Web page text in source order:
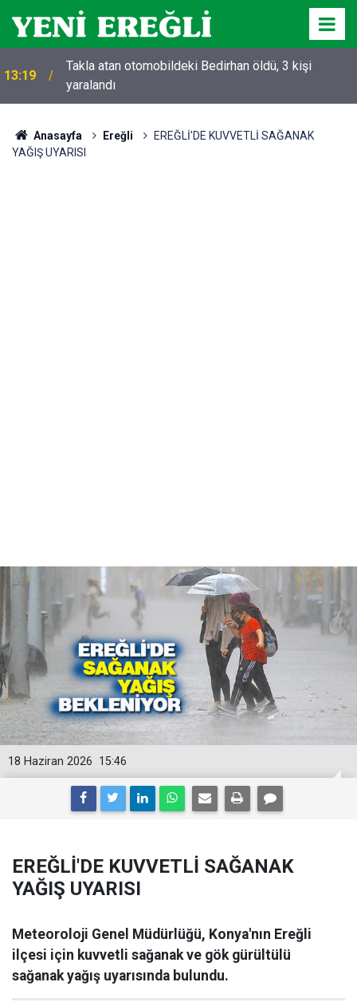
13:19
Takla atan otomobildeki Bedirhan öldü, 3 kişi
yaralandı
Anasayfa Ereğli
EREĞLİ'DE KUVVETLİ SAĞANAK
YAĞIŞ UYARISI
15:46
18 Haziran 2026
EREĞLİ'DE KUVVETLİ SAĞANAK
YAĞIŞ UYARISI
Meteoroloji Genel Müdürlüğü, Konya'nın Ereğli
ilçesi için kuvvetli sağanak ve gök gürültülü
sağanak yağış uyarısında bulundu.